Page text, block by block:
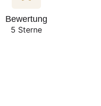
Bewertung
5 Sterne